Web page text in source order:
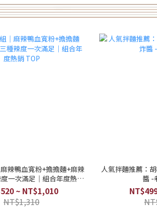
辣鴨血寬粉+擔擔麵+麻辣
一次滿足｜組合年度熱銷
TOP
~ NT$1,010
NT$1,310
人氣拌麵推薦：
醬 -